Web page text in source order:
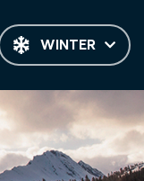
WINTER